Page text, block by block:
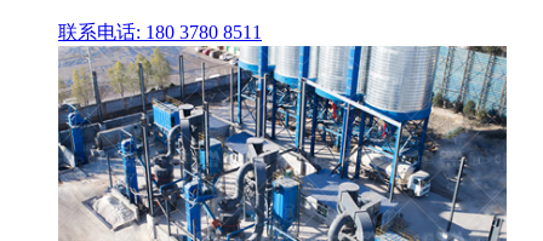
联系电话: 180 3780 8511